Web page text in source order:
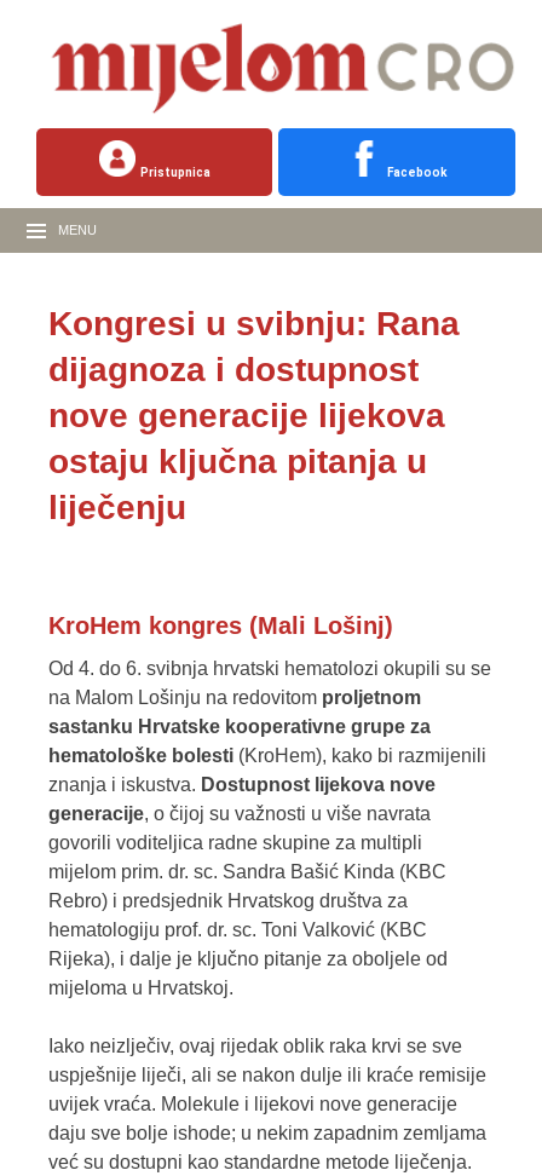
Pristupnica Facebook
MENU
Kongresi u svibnju: Rana
dijagnoza i dostupnost
nove generacije lijekova
ostaju ključna pitanja u
liječenju
KroHem kongres (Mali Lošinj)
Od 4. do 6. svibnja hrvatski hematolozi okupili su se
na Malom Lošinju na redovitom proljetnom
sastanku Hrvatske kooperativne grupe za
hematološke bolesti (KroHem), kako bi razmijenili
znanja i iskustva. Dostupnost lijekova nove
generacije, o čijoj su važnosti u više navrata
govorili voditeljica radne skupine za multipli
mijelom prim. dr. sc. Sandra Bašić Kinda (KBC
Rebro) i predsjednik Hrvatskog društva za
hematologiju prof. dr. sc. Toni Valković (KBC
Rijeka), i dalje je ključno pitanje za oboljele od
mijeloma u Hrvatskoj.
Iako neizlječiv, ovaj rijedak oblik raka krvi se sve
uspješnije liječi, ali se nakon dulje ili kraće remisije
uvijek vraća. Molekule i lijekovi nove generacije
daju sve bolje ishode; u nekim zapadnim zemljama
već su dostupni kao standardne metode liječenja.